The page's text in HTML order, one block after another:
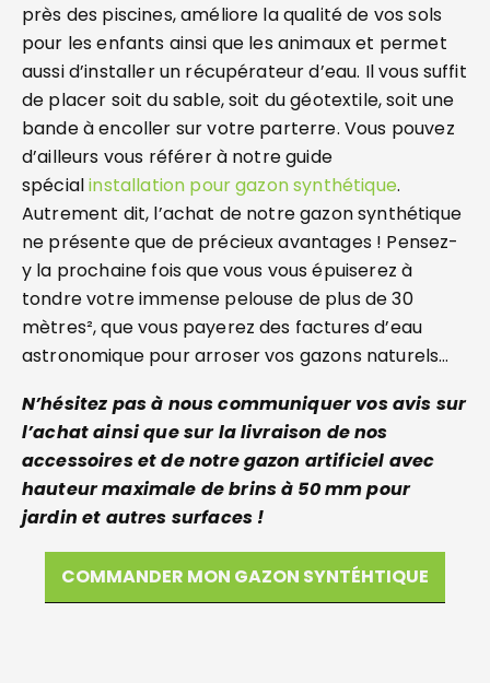
près des piscines, améliore la qualité de vos sols
pour les enfants ainsi que les animaux et permet
aussi d’installer un récupérateur d’eau. Il vous suffit
de placer soit du sable, soit du géotextile, soit une
bande à encoller sur votre parterre. Vous pouvez
d’ailleurs vous référer à notre guide
spécialinstallation pour gazon synthétique.
Autrement dit, l’achat de notre gazon synthétique
ne présente que de précieux avantages ! Pensez-
y la prochaine fois que vous vous épuiserez à
tondre votre immense pelouse de plus de 30
mètres², que vous payerez des factures d’eau
astronomique pour arroser vos gazons naturels…
N’hésitez pas à nous communiquer vos avis sur
l’achat ainsi que sur la livraison de nos
accessoires et de notre gazon artificiel avec
hauteur maximale de brins à 50 mm pour
jardin et autres surfaces !
COMMANDER MON GAZON SYNTÉHTIQUE